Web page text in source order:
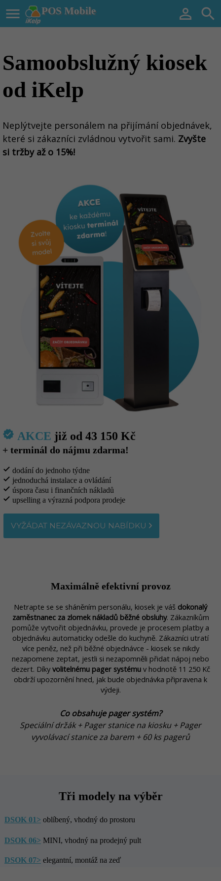
POS Mobile
  
Samoobslužný kiosek
od iKelp
Neplýtvejte personálem na přijímání objednávek,
které si zákazníci zvládnou vytvořit sami. Zvyšte
si tržby až o 15%!
verified AKCE již od 43 150 Kč
+ terminál do nájmu zdarma!
check dodání do jednoho týdne
check jednoduchá instalace a ovládání
check úspora času i finančních nákladů
check upselling a výrazná podpora prodeje
VYŽÁDAT NEZÁVAZNOU NABÍDKU
Maximálně efektivní provoz
Netrapte se se sháněním personálu, kiosek je váš dokonalý
zaměstnanec za zlomek nákladů běžné obsluhy. Zákazníkům
pomůže vytvořit objednávku, provede je procesem platby a
objednávku automaticky odešle do kuchyně. Zákazníci utratí
více peněz, než při běžné objednávce - kiosek se nikdy
nezapomene zeptat, jestli si nezapomněli přidat nápoj nebo
dezert. Díky volitelnému pager systémuv hodnotě 11 250 Kč
obdrží upozornění hned, jak bude objednávka připravena k
výdeji.
Co obsahuje pager systém?
Speciální držák + Pager stanice na kiosku + Pager
vyvolávací stanice za barem + 60 ks pagerů
Tři modely na výběr
DSOK 01> oblíbený, vhodný do prostoru
DSOK 06> MINI, vhodný na prodejný pult
DSOK 07> elegantní, montáž na zeď